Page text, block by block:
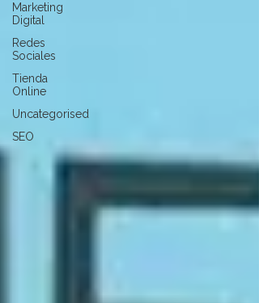
Marketing
Digital
Redes
Sociales
Tienda
Online
Uncategorised
SEO